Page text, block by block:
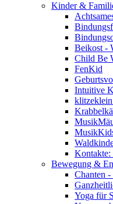
Kinder &
Beikost -
Child Be
FenKid
Intuitive
Bewegung &
Chanten -
Yoga für